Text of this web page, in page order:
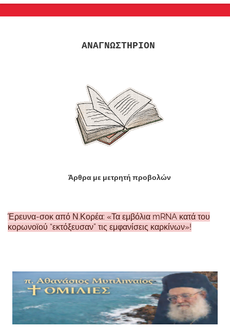
ΑΝΑΓΝΩΣΤΗΡΙΟΝ
Άρθρα με μετρητή προβολών
Έρευνα-σοκ από Ν.Κορέα: «Τα εμβόλια mRNA κατά του
κορωνοϊού “εκτόξευσαν” τις εμφανίσεις καρκίνων»!